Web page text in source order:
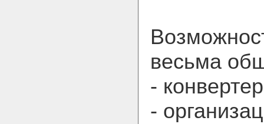
весьма
-
-